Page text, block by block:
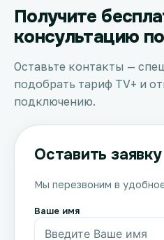
Получите
консультацию
Оставьте контакты —
подобрать тариф TV+ и
подключению.
Оставить заявку
Мы перезвоним в
Ваше имя